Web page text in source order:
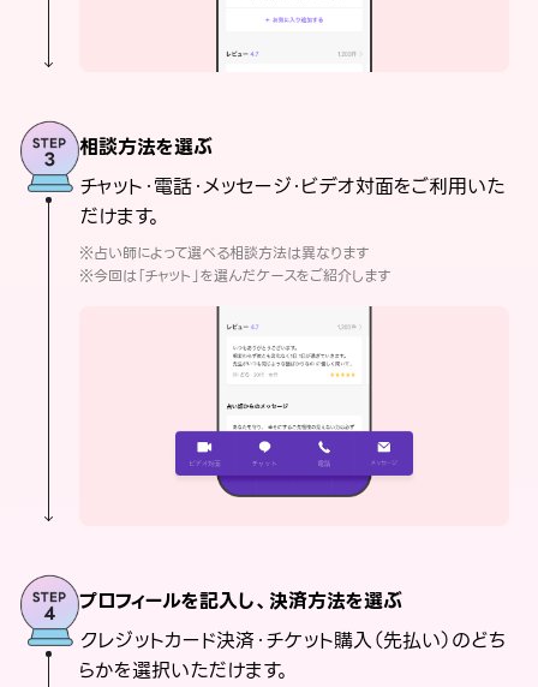
相談方法を選ぶ
チャット・電話・メッセージ・ビデオ対面をご利用いた
だけます。
※占い師によって選べる相談方法は異なります
※今回は「チャット」を選んだケースをご紹介します
プロフィールを記入し、決済方法を選ぶ
クレジットカード決済・チケット購入（先払い）のどち
らかを選択いただけます。